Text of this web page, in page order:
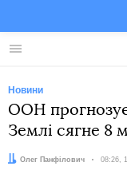
Меню
Новини
ООН
Землі сягне 8
Автор:
Олег Панфілович Дата:
08:26,